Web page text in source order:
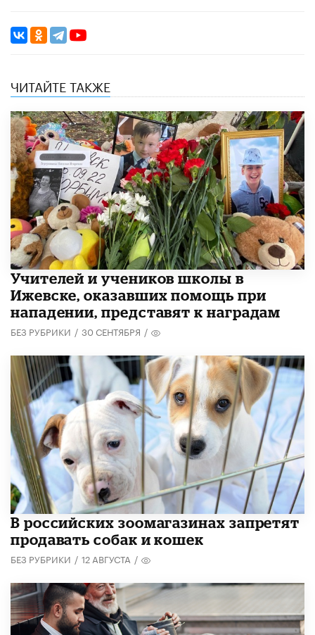
ЧИТАЙТЕ ТАКЖЕ
​Учителей и учеников школы в
Ижевске, оказавших помощь при
нападении, представят к наградам
БЕЗ РУБРИКИ / 30 СЕНТЯБРЯ /
В российских зоомагазинах запретят
продавать собак и кошек
БЕЗ РУБРИКИ / 12 АВГУСТА /